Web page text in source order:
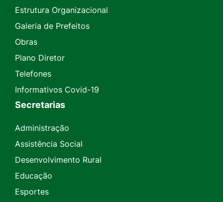
Estrutura Organizacional
Galeria de Prefeitos
Obras
Plano Diretor
Telefones
Informativos Covid-19
Secretarias
Administração
Assistência Social
Desenvolvimento Rural
Educação
Esportes